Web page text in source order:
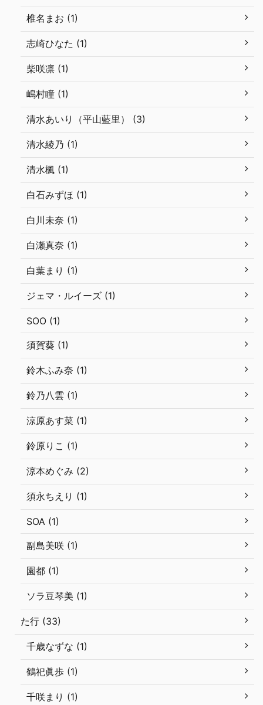
椎名まお (1)
志崎ひなた (1)
柴咲凛 (1)
嶋村瞳 (1)
清水あいり（平山藍里） (3)
清水綾乃 (1)
清水楓 (1)
白石みずほ (1)
白川未奈 (1)
白瀬真奈 (1)
白葉まり (1)
ジェマ・ルイーズ (1)
SOO (1)
須賀葵 (1)
鈴木ふみ奈 (1)
鈴乃八雲 (1)
涼原あす菜 (1)
鈴原りこ (1)
涼本めぐみ (2)
須永ちえり (1)
SOA (1)
副島美咲 (1)
園都 (1)
ソラ豆琴美 (1)
た行 (33)
千歳なずな (1)
鶴祀眞歩 (1)
千咲まり (1)